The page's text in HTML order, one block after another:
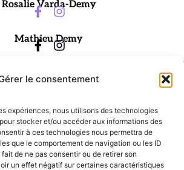
le consentement
expériences, nous utilisons des technologies
stocker et/ou accéder aux informations des
à ces technologies nous permettra de
que le comportement de navigation ou les ID
de ne pas consentir ou de retirer son
un effet négatif sur certaines caractéristiques
Rosalie Varda-Demy
Mathieu Demy
Ciné-Tamaris
88 rue Daguerre,